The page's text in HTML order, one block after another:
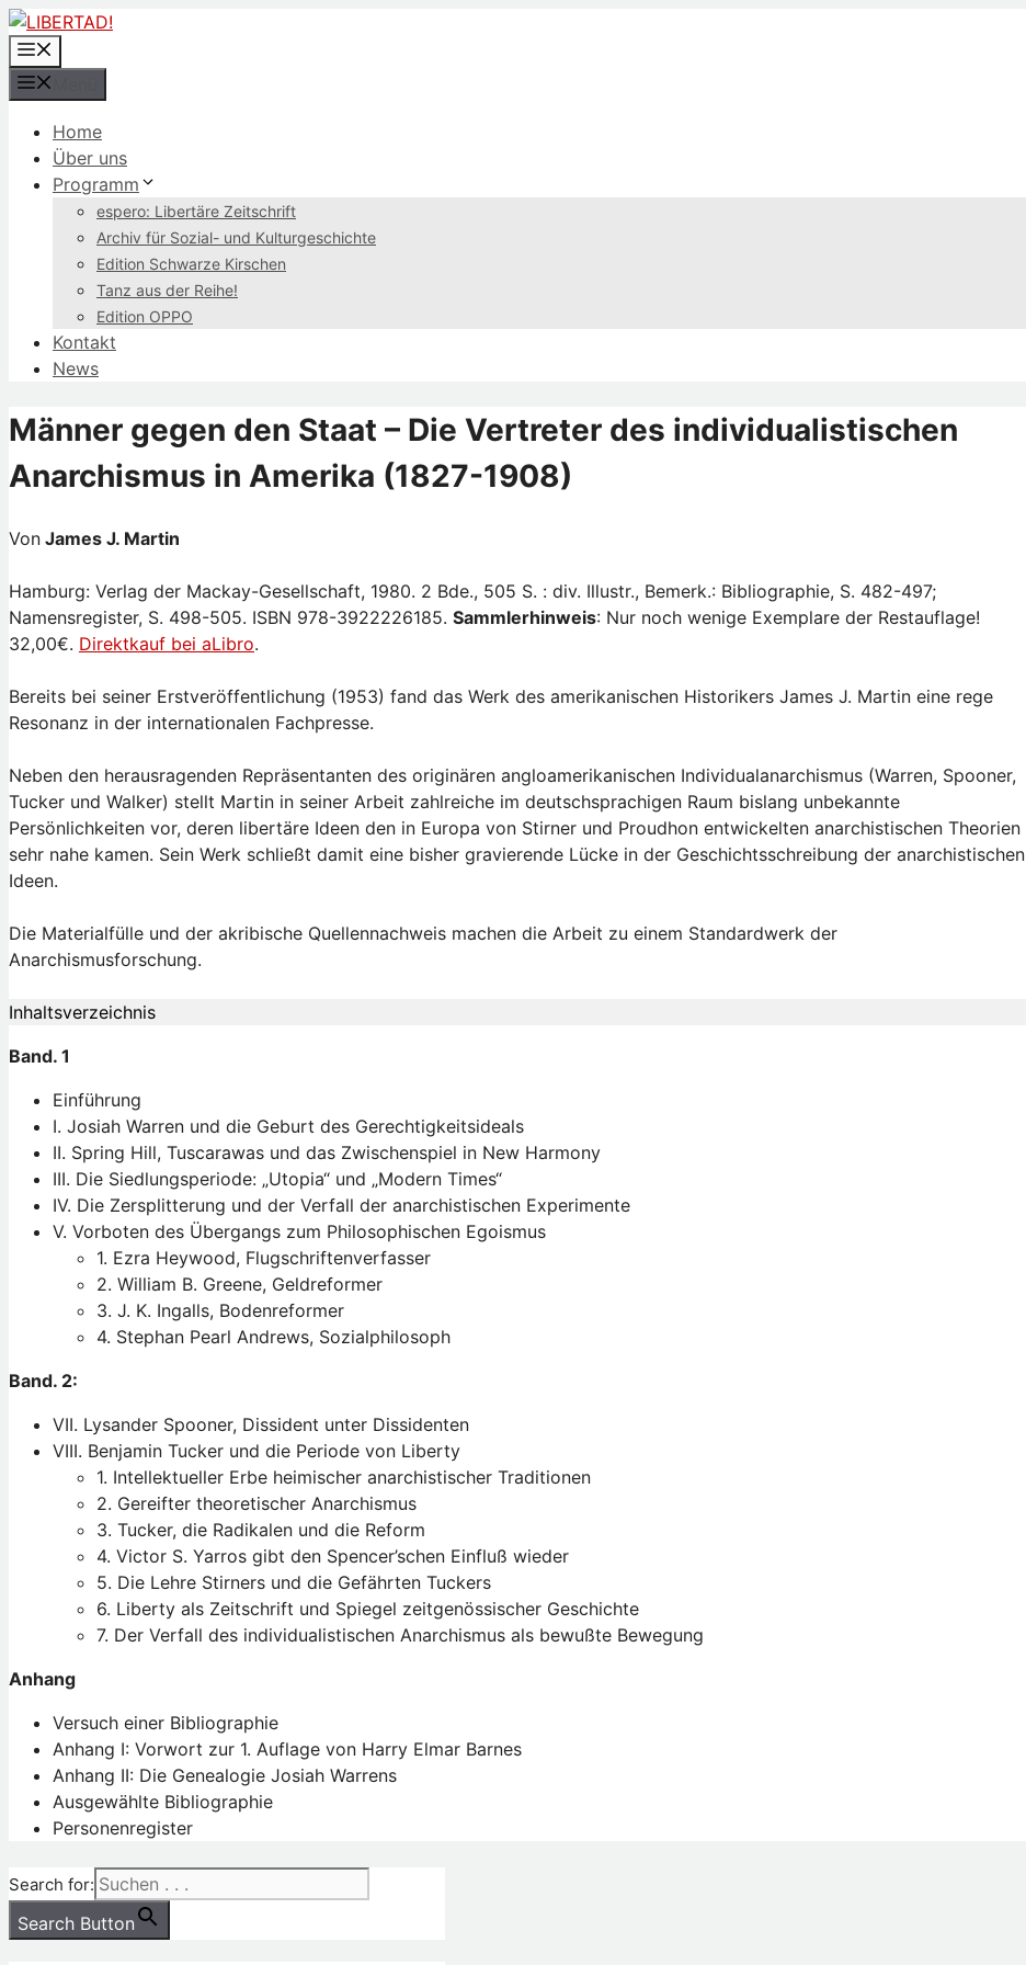
Zum
Inhalt
springen
Home
Über uns
Programm
espero: Libertäre Zeitschrift
Archiv für Sozial- und Kulturgeschichte
Edition Schwarze Kirschen
Tanz aus der Reihe!
Edition OPPO
Kontakt
News
Männer gegen den Staat – Die Vertreter des individualistischen
Anarchismus in Amerika (1827-1908)
Von James J. Martin
Hamburg: Verlag der Mackay-Gesellschaft, 1980. 2 Bde., 505 S. : div. Illustr., Bemerk.: Bibliographie, S. 482-497;
Namensregister, S. 498-505. ISBN 978-3922226185. Sammlerhinweis: Nur noch wenige Exemplare der Restauflage!
32,00€. Direktkauf bei aLibro.
Bereits bei seiner Erstveröffentlichung (1953) fand das Werk des amerikanischen Historikers James J. Martin eine rege
Resonanz in der internationalen Fachpresse.
Neben den herausragenden Repräsentanten des originären angloamerikanischen Individualanarchismus (Warren, Spooner,
Tucker und Walker) stellt Martin in seiner Arbeit zahlreiche im deutschsprachigen Raum bislang unbekannte
Persönlichkeiten vor, deren libertäre Ideen den in Europa von Stirner und Proudhon entwickelten anarchistischen Theorien
sehr nahe kamen. Sein Werk schließt damit eine bisher gravierende Lücke in der Geschichtsschreibung der anarchistischen
Ideen.
Die Materialfülle und der akribische Quellennachweis machen die Arbeit zu einem Standardwerk der
Anarchismusforschung.
Inhaltsverzeichnis
Band. 1
Einführung
I. Josiah Warren und die Geburt des Gerechtigkeitsideals
II. Spring Hill, Tuscarawas und das Zwischenspiel in New Harmony
III. Die Siedlungsperiode: „Utopia“ und „Modern Times“
IV. Die Zersplitterung und der Verfall der anarchistischen Experimente
V. Vorboten des Übergangs zum Philosophischen Egoismus
1. Ezra Heywood, Flugschriftenverfasser
2. William B. Greene, Geldreformer
3. J. K. Ingalls, Bodenreformer
4. Stephan Pearl Andrews, Sozialphilosoph
Band. 2:
VII. Lysander Spooner, Dissident unter Dissidenten
VIII. Benjamin Tucker und die Periode von Liberty
1. Intellektueller Erbe heimischer anarchistischer Traditionen
2. Gereifter theoretischer Anarchismus
3. Tucker, die Radikalen und die Reform
4. Victor S. Yarros gibt den Spencer’schen Einfluß wieder
5. Die Lehre Stirners und die Gefährten Tuckers
6. Liberty als Zeitschrift und Spiegel zeitgenössischer Geschichte
7. Der Verfall des individualistischen Anarchismus als bewußte Bewegung
Anhang
Versuch einer Bibliographie
Anhang I: Vorwort zur 1. Auflage von Harry Elmar Barnes
Anhang II: Die Genealogie Josiah Warrens
Ausgewählte Bibliographie
Personenregister
Search for:
Search Button